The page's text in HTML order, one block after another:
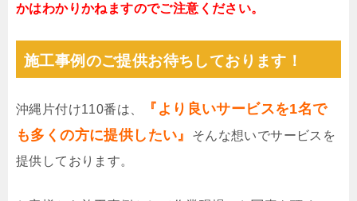
かはわかりかねますのでご注意ください。
施工事例のご提供お待ちしております！
沖縄片付け110番は、
『より良いサービスを1名で
も多くの方に提供したい』
そんな想いでサービスを
提供しております。